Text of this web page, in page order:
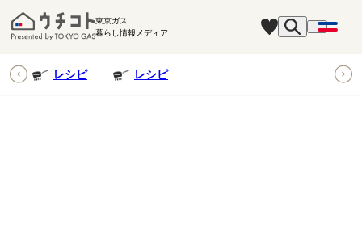
東京ガス
暮らし情報メディア
レシピ レシピ